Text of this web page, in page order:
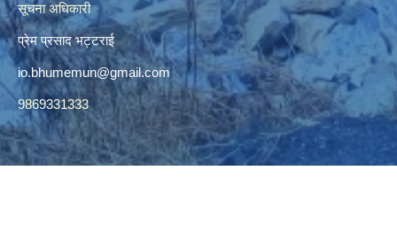
सूचना अधिकारी
प्रेम प्रसाद भट्टराई
io.bhumemun@gmail.com
9869331333